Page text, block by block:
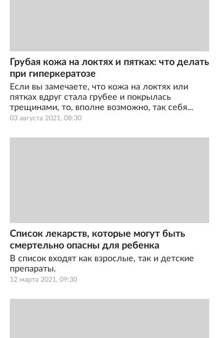
03 августа 2021, 08:30
Грубая кожа на локтях и пятках: что делать
при гиперкератозе
Если вы замечаете, что кожа на локтях или
пятках вдруг стала грубее и покрылась
трещинами, то, вполне возможно, так себя...
12 марта 2021, 09:30
Список лекарств, которые могут быть
смертельно опасны для ребенка
В список входят как взрослые, так и детские
препараты.